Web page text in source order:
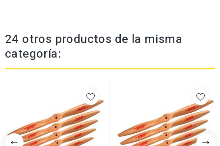
24 otros productos de la misma
categoría: